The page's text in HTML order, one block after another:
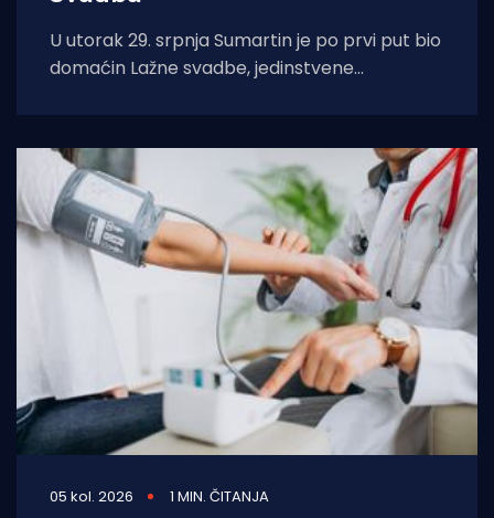
U utorak 29. srpnja Sumartin je po prvi put bio
domaćin Lažne svadbe, jedinstvene
05 kol. 2026 1 MIN. ČITANJA